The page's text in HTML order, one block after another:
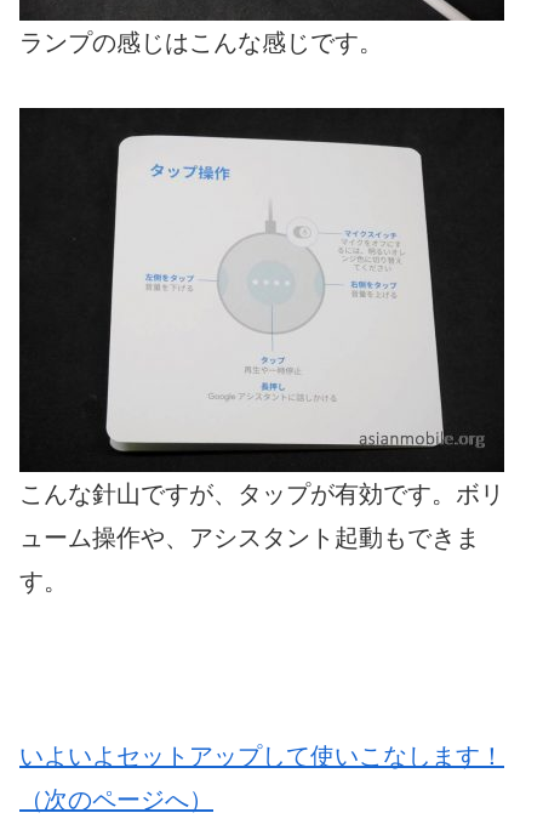
ランプの感じはこんな感じです。
こんな針山ですが、タップが有効です。ボリ
ューム操作や、アシスタント起動もできま
す。
いよいよセットアップして使いこなします！
（次のページへ）